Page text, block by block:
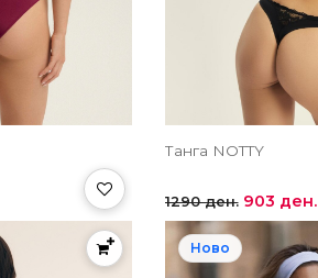
Танга NOTTY
1290 ден. 903 ден.
Ново